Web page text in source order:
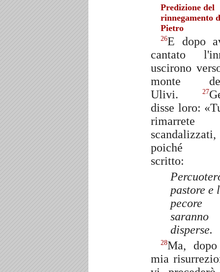
Predizione del
rinnegamento
Pietro
26E dopo
cantato
uscirono
monte
Ulivi.
27
disse loro:
rimarrete
scandalizzati,
poiché
scritto:
pastore e
pecore
saranno
disperse.
28Ma,
mia